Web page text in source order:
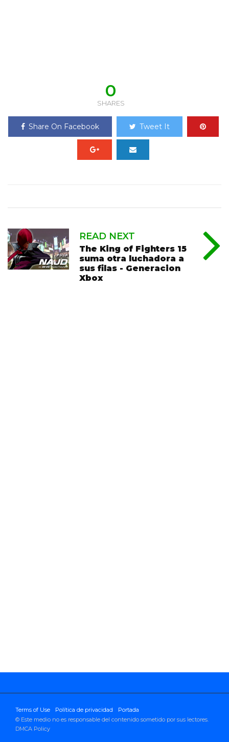
0
SHARES
Share On Facebook Tweet It
READ NEXT
The King of Fighters 15
suma otra luchadora a
sus filas - Generacion
Xbox
Terms of Use Política de privacidad
Portada
© Este medio no es responsable del contenido sometido por sus lectores.
DMCA Policy